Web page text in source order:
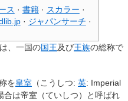
ス · 書籍 · スカラー ·
· ジャパンサーチ ·
、一国の国王及び王族の総称で
を皇室 （こうしつ: 英: Imperial
合は帝室 （ていしつ）と呼ばれ